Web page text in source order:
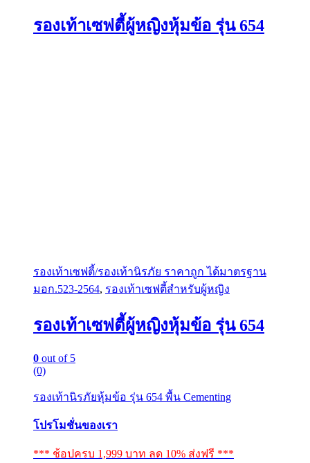
The
options
รองเท้าเซฟตี้ผู้หญิงหุ้มข้อ รุ่น 654
รองเท้าเซฟตี้/รองเท้านิรภัย ราคาถูก ได้มาตรฐาน
มอก.523-2564, รองเท้าเซฟตี้สำหรับผู้หญิง
รองเท้าเซฟตี้ผู้หญิงหุ้มข้อ รุ่น 654
0 out of 5
(0)
รองเท้านิรภัยหุ้มข้อ รุ่น 654 พื้น Cementing
โปรโมชั่นของเรา
*** ช้อปครบ 1,999 บาท ลด 10% ส่งฟรี ***